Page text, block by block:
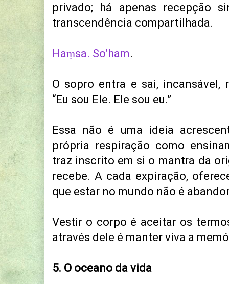
privado; há apenas recepção
transcendência compartilhada.
Haṃsa. So’ham.
O sopro entra e sai, incansável,
“Eu sou Ele. Ele sou eu.”
Essa não é uma ideia
própria respiração como
traz inscrito em si o mantra da
recebe. A cada expiração,
que estar no mundo não é
Vestir o corpo é aceitar os
através dele é manter viva a
5. O oceano da vida